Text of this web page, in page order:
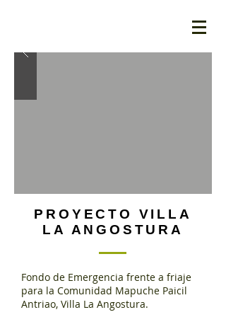
PROYECTO VILLA
LA ANGOSTURA
Fondo de Emergencia frente a friaje
para la Comunidad Mapuche Paicil
Antriao, Villa La Angostura.